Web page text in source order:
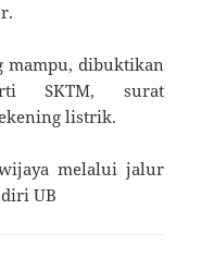
mampu, dibuktikan
SKTM, surat
listrik.
melalui jalur
UB